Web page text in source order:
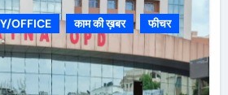
OFFICE काम की ख़बर फीचर